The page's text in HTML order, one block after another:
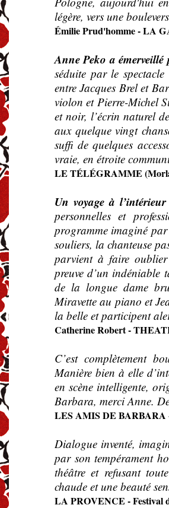
légère, vers une
Émilie Prud'homme - LA
Anne Peko a émerveillé
séduite par le
entre Jacques Brel et
violon et Pierre-Michel
et noir, l’écrin naturel
aux quelque vingt
suffi de quelques
vraie, en étroite
LE TÉLÉGRAMME
Un voyage à
personnelles et
programme imaginé
souliers, la chanteuse
parvient à faire
preuve d’un indéniable
de la longue dame
Miravette au piano et
la belle et participent
Catherine Robert -
C’est complètement
Manière bien à elle
en scène intelligente,
Barbara, merci Anne.
LES AMIS DE BARBARA
Dialogue inventé,
par son tempérament
théâtre et refusant
chaude et une beauté
LA PROVENCE - Festival